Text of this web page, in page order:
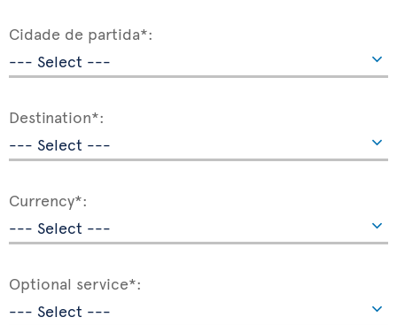
Cidade de partida*:
Destination*:
Currency*:
Optional service*: